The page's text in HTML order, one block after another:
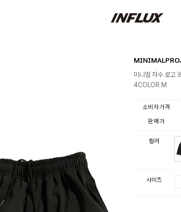
미니멀 자수 로고
4COLOR M
소비자가격
판매가
컬러
사이즈